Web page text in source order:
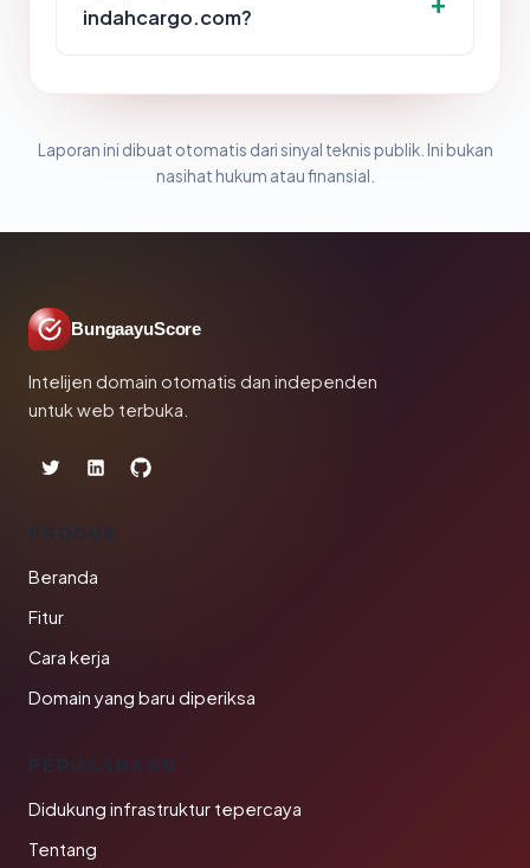
indahcargo.com?
Laporan ini dibuat otomatis dari sinyal teknis publik. Ini bukan
nasihat hukum atau finansial.
BungaayuScore
Intelijen domain otomatis dan independen
untuk web terbuka.
PRODUK
Beranda
Fitur
Cara kerja
Domain yang baru diperiksa
PERUSAHAAN
Didukung infrastruktur tepercaya
Tentang